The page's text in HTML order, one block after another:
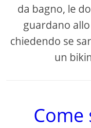
da bagno, le
guardano
chiedendo se
un
Come